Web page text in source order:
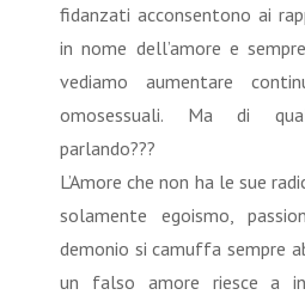
fidanzati acconsentono ai
in nome dell’amore e
vediamo aumentare
omosessuali. Ma di
parlando???
L’Amore che non ha le sue
solamente egoismo,
demonio si camuffa sempre
un falso amore riesce a